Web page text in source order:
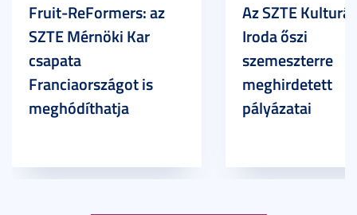
Fruit-ReFormers: az
SZTE Mérnöki Kar
csapata
Franciaországot is
meghódíthatja
Az SZTE
Iroda őszi
szemeszterre
meghirdetett
pályázatai